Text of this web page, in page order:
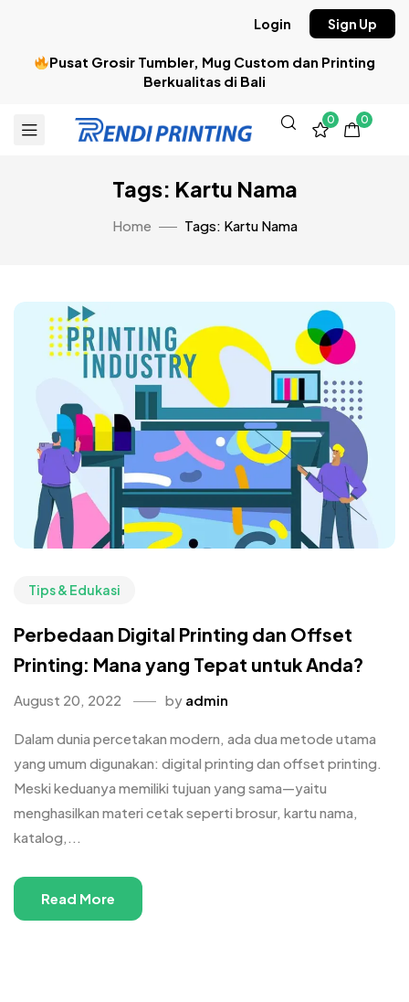
Pusat Grosir Tumbler, Mug Custom dan Printing
Berkualitas di Bali
Login Sign Up
0 0
Tags: Kartu Nama
Home Tags: Kartu Nama
Tips & Edukasi
Perbedaan Digital Printing dan Offset
Printing: Mana yang Tepat untuk Anda?
August 20, 2022 by admin
Dalam dunia percetakan modern, ada dua metode utama
yang umum digunakan: digital printing dan offset printing.
Meski keduanya memiliki tujuan yang sama—yaitu
menghasilkan materi cetak seperti brosur, kartu nama,
katalog,...
Read More